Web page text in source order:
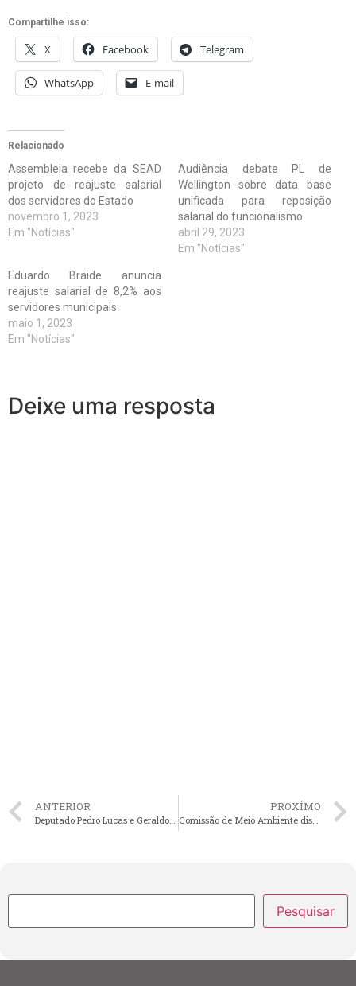
Compartilhe isso:
X Facebook Telegram
WhatsApp E-mail
Relacionado
Assembleia recebe da SEAD
projeto de reajuste salarial
dos servidores do Estado
novembro 1, 2023
Em "Notícias"
Audiência debate PL de
Wellington sobre data base
unificada para reposição
salarial do funcionalismo
abril 29, 2023
Em "Notícias"
Eduardo Braide anuncia
reajuste salarial de 8,2% aos
servidores municipais
maio 1, 2023
Em "Notícias"
Deixe uma resposta
ANTERIOR
Deputado Pedro Lucas e Geraldo Junior buscam na CAEMA benefícios para Pinheiro
PROXÍMO
Comissão de Meio Ambiente discute qualidade do ar na região metropolitana de São Luís
Pesquisar